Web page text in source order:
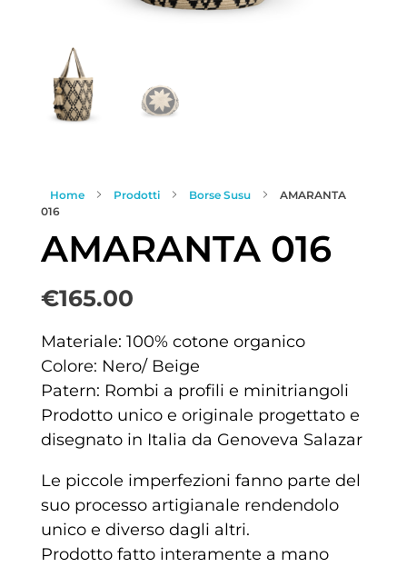
Home Prodotti Borse Susu
AMARANTA
016
AMARANTA 016
€165.00
Materiale: 100% cotone organico
Colore: Nero/ Beige
Patern: Rombi a profili e minitriangoli
Prodotto unico e originale progettato e
disegnato in Italia da Genoveva Salazar
Le piccole imperfezioni fanno parte del
suo processo artigianale rendendolo
unico e diverso dagli altri.
Prodotto fatto interamente a mano